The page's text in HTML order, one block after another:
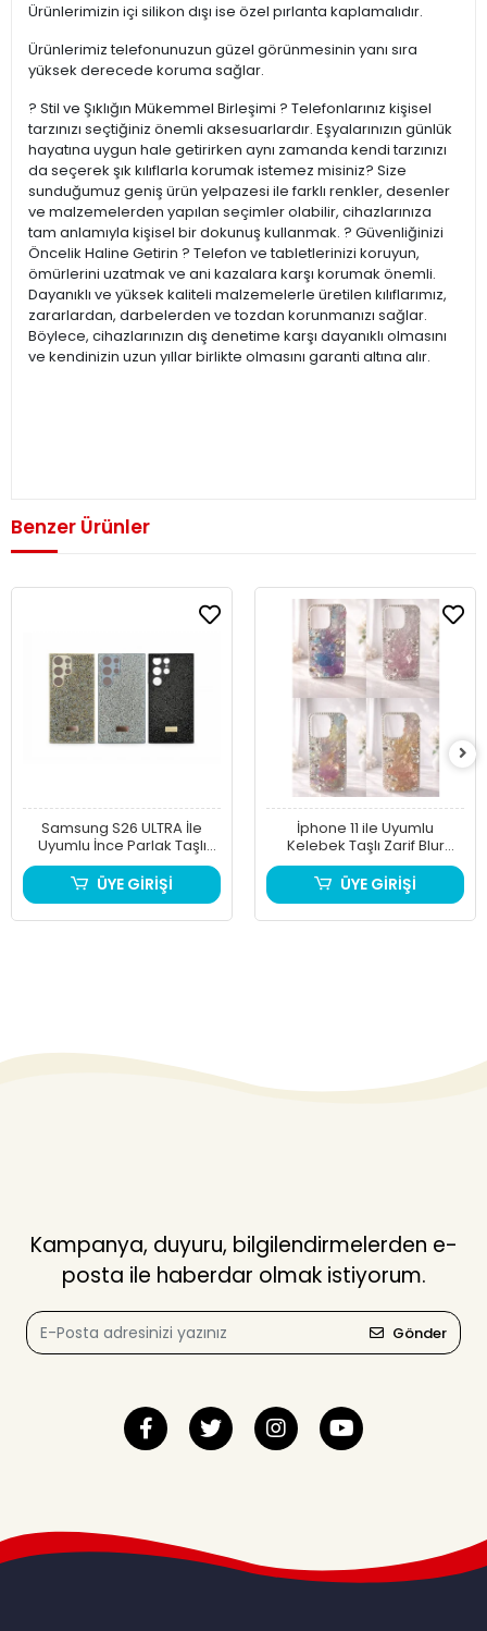
Ürünlerimizin içi silikon dışı ise özel pırlanta kaplamalıdır.
Ürünlerimiz telefonunuzun güzel görünmesinin yanı sıra
yüksek derecede koruma sağlar.
? Stil ve Şıklığın Mükemmel Birleşimi ? Telefonlarınız kişisel
tarzınızı seçtiğiniz önemli aksesuarlardır. Eşyalarınızın günlük
hayatına uygun hale getirirken aynı zamanda kendi tarzınızı
da seçerek şık kılıflarla korumak istemez misiniz? Size
sunduğumuz geniş ürün yelpazesi ile farklı renkler, desenler
ve malzemelerden yapılan seçimler olabilir, cihazlarınıza
tam anlamıyla kişisel bir dokunuş kullanmak. ?️ Güvenliğinizi
Öncelik Haline Getirin ?️ Telefon ve tabletlerinizi koruyun,
ömürlerini uzatmak ve ani kazalara karşı korumak önemli.
Dayanıklı ve yüksek kaliteli malzemelerle üretilen kılıflarımız,
zararlardan, darbelerden ve tozdan korunmanızı sağlar.
Böylece, cihazlarınızın dış denetime karşı dayanıklı olmasını
ve kendinizin uzun yıllar birlikte olmasını garanti altına alır.
Benzer Ürünler
Samsung S26 ULTRA İle
Uyumlu İnce Parlak Taşlı
Premium Sw Telefon Kılıfı
ÜYE GİRİŞİ
İphone 11 ile Uyumlu
Kelebek Taşlı Zarif Blur
Case
ÜYE GİRİŞİ
Kampanya, duyuru, bilgilendirmelerden e-
posta ile haberdar olmak istiyorum.
Gönder